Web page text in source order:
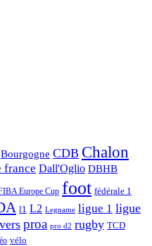
Bourgogne CDB Chalon
france Dall'Oglio DBHB
Europe Cup foot fédérale 1
l1 L2 Legname ligue 1 ligue
proa pro d2 rugby TCD
vélo